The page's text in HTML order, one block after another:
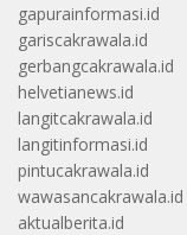
gapurainformasi.id
gariscakrawala.id
gerbangcakrawala.id
helvetianews.id
langitcakrawala.id
langitinformasi.id
pintucakrawala.id
wawasancakrawala.id
aktualberita.id